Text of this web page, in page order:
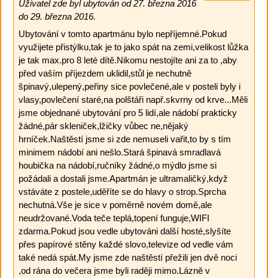
Uživatel zde byl ubytován od 27. března 2016
do 29. března 2016.
Ubytování v tomto apartmánu bylo nepříjemné.Pokud
využijete přistýlku,tak je to jako spát na zemi,velikost lůžka
je tak max.pro 8 leté dítě.Nikomu nestojíte ani za to ,aby
před vaším příjezdem uklidil,stůl je nechutně
špinavý,ulepený,peřiny sice povlečené,ale v posteli byly i
vlasy,povlečení staré,na polštáři např.skvrny od krve...Měli
jsme objednané ubytování pro 5 lidí,ale nádobí prakticky
žádné,pár skleniček,lžičky vůbec ne,nějaký
hrníček.Naštěstí jsme si zde nemuseli vařit,to by s tím
minimem nádobí ani nešlo.Stará špinavá smradlavá
houbička na nádobí,ručníky žádné,o mýdlo jsme si
požádali a dostali jsme.Apartmán je ultramaličký,když
vstáváte z postele,uděříte se do hlavy o strop.Sprcha
nechutná.Vše je sice v poměrně novém domě,ale
neudržované.Voda teče teplá,topení funguje,WIFI
zdarma.Pokud jsou vedle ubytováni další hosté,slyšíte
přes papírové stěny každé slovo,televize od vedle vám
také nedá spát.My jsme zde naštěstí přežili jen dvě noci
,od rána do večera jsme byli raději mimo.Lázně v